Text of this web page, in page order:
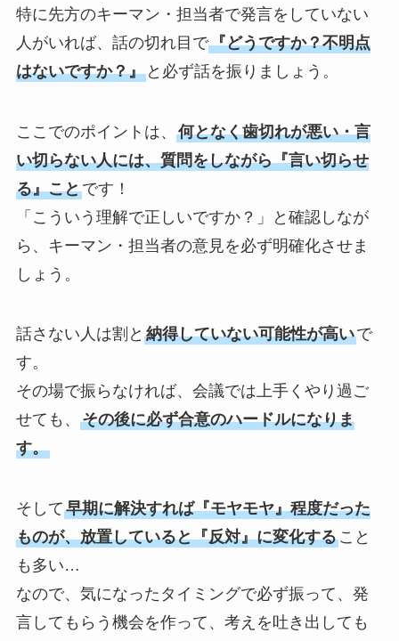
特に先方のキーマン・担当者で発言をしていない
人がいれば、話の切れ目で『どうですか？不明点
はないですか？』と必ず話を振りましょう。
ここでのポイントは、 何となく歯切れが悪い・言
い切らない人には、質問をしながら『言い切らせ
る』ことです！
「こういう理解で正しいですか？」と確認しなが
ら、キーマン・担当者の意見を必ず明確化させま
しょう。
話さない人は割と 納得していない可能性が高いで
す。
その場で振らなければ、会議では上手くやり過ご
せても、 その後に必ず合意のハードルになりま
す。
そして早期に解決すれば『モヤモヤ』程度だった
ものが、放置していると『反対』に変化すること
も多い…
なので、気になったタイミングで必ず振って、発
言してもらう機会を作って、考えを吐き出しても